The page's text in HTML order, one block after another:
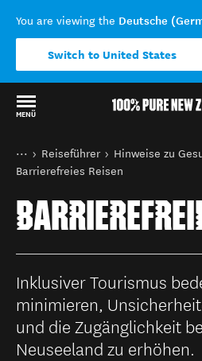
You are viewing the Deutsche
Switch to United States
MENÜ
Back to my results
Sie sind hier
Startseite
Reiseführer
Hinweise zu
Barrierefreies Reisen
Inklusiver Tourismus
minimieren,
und die Zugänglichkeit
Neuseeland zu erhöhen.